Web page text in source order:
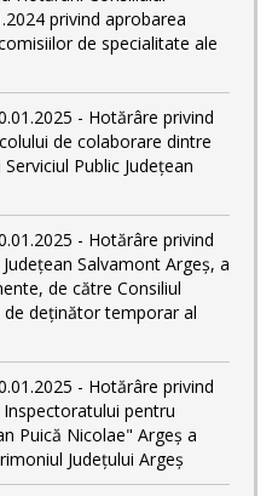
privind aprobarea
de specialitate ale
- Hotărâre privind
de colaborare dintre
Public Județean
- Hotărâre privind
Salvamont Argeș, a
de către Consiliul
de deținător temporar al
- Hotărâre privind
pentru
Puică Nicolae" Argeș a
Județului Argeș